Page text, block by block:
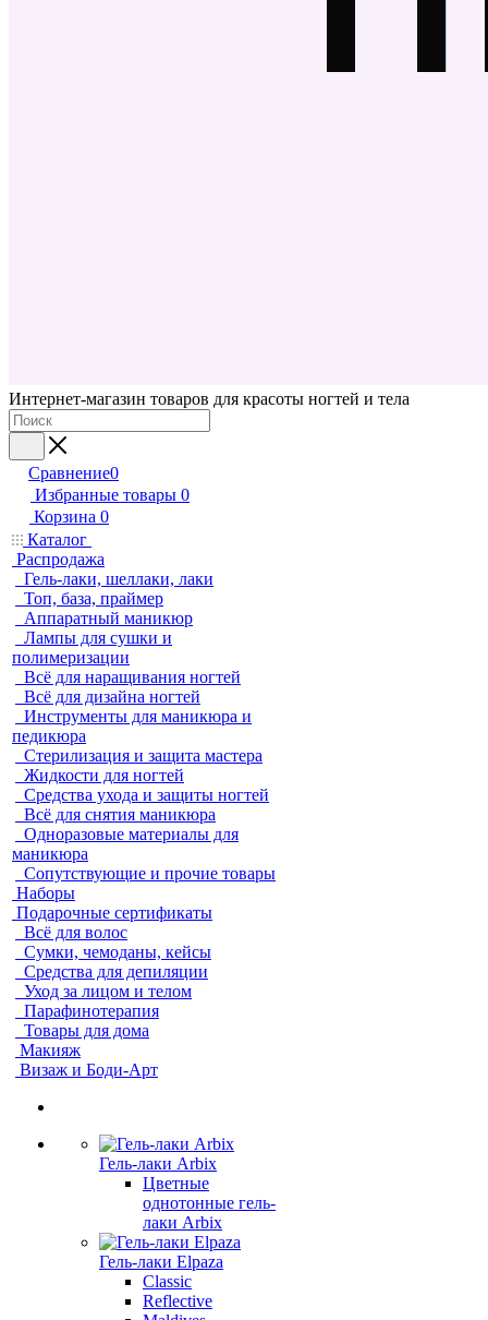
Интернет-магазин товаров для красоты ногтей и тела
Сравнение0
Избранные товары 0
Корзина 0
Каталог
Распродажа
Гель-лаки, шеллаки, лаки
Топ, база, праймер
Аппаратный маникюр
Лампы для сушки и
полимеризации
Всё для наращивания ногтей
Всё для дизайна ногтей
Инструменты для маникюра и
педикюра
Стерилизация и защита мастера
Жидкости для ногтей
Средства ухода и защиты ногтей
Всё для снятия маникюра
Одноразовые материалы для
маникюра
Сопутствующие и прочие товары
Наборы
Подарочные сертификаты
Всё для волос
Сумки, чемоданы, кейсы
Средства для депиляции
Уход за лицом и телом
Парафинотерапия
Товары для дома
Макияж
Визаж и Боди-Арт
Гель-лаки Arbix
Цветные
однотонные гель-
лаки Arbix
Гель-лаки Elpaza
Classic
Reflective